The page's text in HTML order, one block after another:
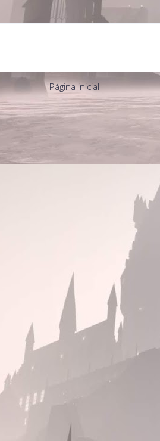
Página inicial